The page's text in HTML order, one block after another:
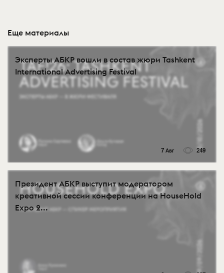
Еще материалы
Эксперты АБКР вошли в состав жюри Tashkent
International Advertising Festival
7 Авг 249
Президент АБКР выступит модератором
креативной сессии конференции на HouseHold
Expo 2...